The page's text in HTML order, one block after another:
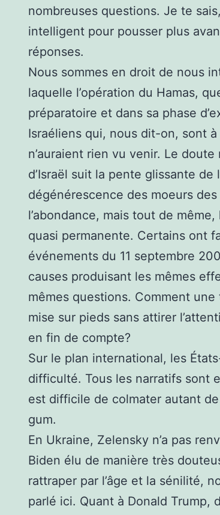
nombreuses questions. Je te
intelligent pour pousser plus
réponses.
Nous sommes en droit de nous
laquelle l’opération du Hamas,
préparatoire et dans sa phase
Israéliens qui, nous dit-on, sont
n’auraient rien vu venir. Le doute
d’Israël suit la pente glissante de
dégénérescence des moeurs
l’abondance, mais tout de
quasi permanente. Certains ont
événements du 11 septembre
causes produisant les mêmes
mêmes questions. Comment
mise sur pieds sans attirer
en fin de compte?
Sur le plan international, les
difficulté. Tous les narratifs sont
est difficile de colmater autant
gum.
En Ukraine, Zelensky n’a pas
Biden élu de manière très
rattraper par l’âge et la sénilité,
parlé ici. Quant à Donald Trump,